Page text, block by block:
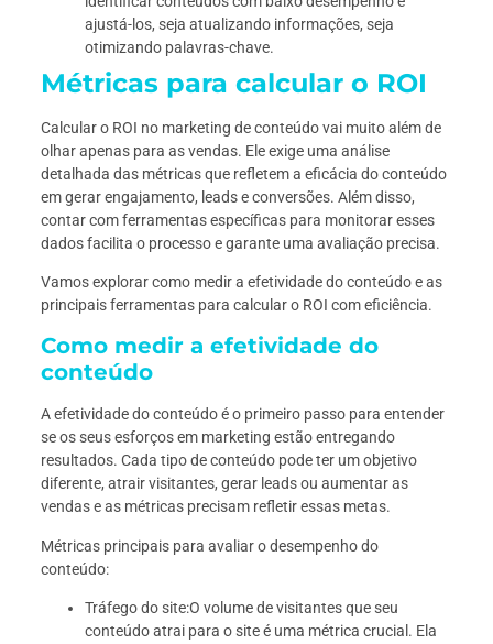
ajustá-los, seja atualizando informações, seja
otimizando palavras-chave.
Métricas para calcular o ROI
Calcular o ROI no marketing de conteúdo vai muito além de
olhar apenas para as vendas. Ele exige uma análise
detalhada das métricas que refletem a eficácia do conteúdo
em gerar engajamento, leads e conversões. Além disso,
contar com ferramentas específicas para monitorar esses
dados facilita o processo e garante uma avaliação precisa.
Vamos explorar como medir a efetividade do conteúdo e as
principais ferramentas para calcular o ROI com eficiência.
Como medir a efetividade do
conteúdo
A efetividade do conteúdo é o primeiro passo para entender
se os seus esforços em marketing estão entregando
resultados. Cada tipo de conteúdo pode ter um objetivo
diferente, atrair visitantes, gerar leads ou aumentar as
vendas e as métricas precisam refletir essas metas.
Métricas principais para avaliar o desempenho do
conteúdo:
Tráfego do site:O volume de visitantes que seu
conteúdo atrai para o site é uma métrica crucial. Ela